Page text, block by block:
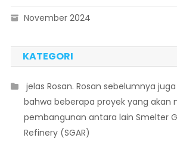
November 2024
KATEGORI
 jelas Rosan. Rosan sebelumnya
bahwa beberapa proyek yang akan
pembangunan antara lain Smelter
Refinery (SGAR)